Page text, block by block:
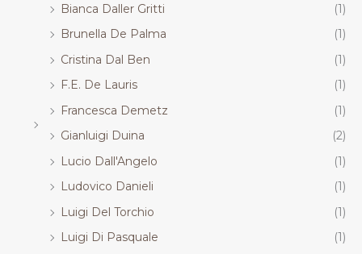
Bianca Daller Gritti
(1)
Brunella De Palma
(1)
Cristina Dal Ben
(1)
F.E. De Lauris
(1)
Francesca Demetz
(1)
Gianluigi Duina
(2)
Lucio Dall'Angelo
(1)
Ludovico Danieli
(1)
Luigi Del Torchio
(1)
Luigi Di Pasquale
(1)